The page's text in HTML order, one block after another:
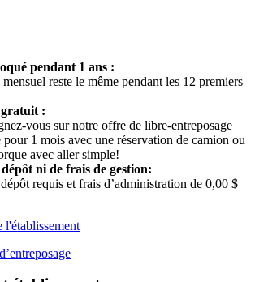
pendant 1 ans :
reste le même pendant les 12 premiers
gratuit :
vous sur notre offre de libre-entreposage
pour 1 mois avec une réservation de camion ou
avec aller simple!
dépôt ni de frais de gestion:
requis et frais d’administration de 0,00 $
l'établissement